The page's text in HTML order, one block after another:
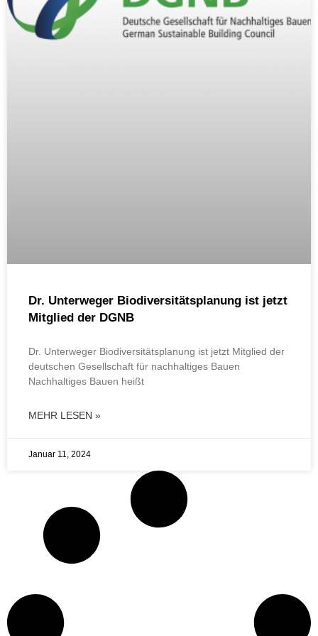
Dr. Unterweger Biodiversitätsplanung ist jetzt
Mitglied der DGNB
Dr. Unterweger Biodiversitätsplanung ist jetzt Mitglied der
deutschen Gesellschaft für nachhaltiges Bauen
Nachhaltiges Bauen heißt
MEHR LESEN »
Januar 11, 2024